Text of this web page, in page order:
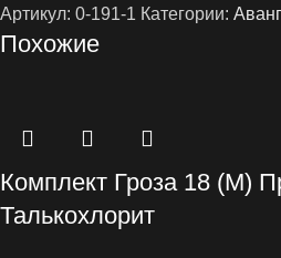
Артикул: 0-191-1 Категории:
Похожие
Комплект Гроза 18 (М)
Талькохлорит